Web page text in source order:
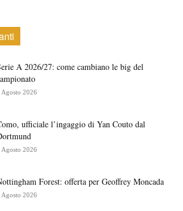
A 2026/27: come cambiano le big del
Agosto 2026
ufficiale l’ingaggio di Yan Couto dal
Agosto 2026
Forest: offerta per Geoffrey Moncada
Agosto 2026